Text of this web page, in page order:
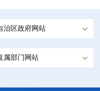
治区政府网站
属部门网站